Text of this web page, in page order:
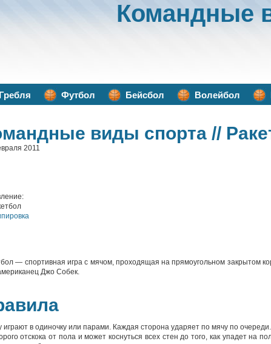
Командные
Гребля Футбол Бейсбол Волейбол
виды спорта //
2011
— спортивная игра с мячом, проходящая на прямоугольном закрытом
Джо Собек.
играют в одиночку или парами. Каждая сторона ударяет по мячу по
отскока от пола и может коснуться всех стен до того, как упадет на